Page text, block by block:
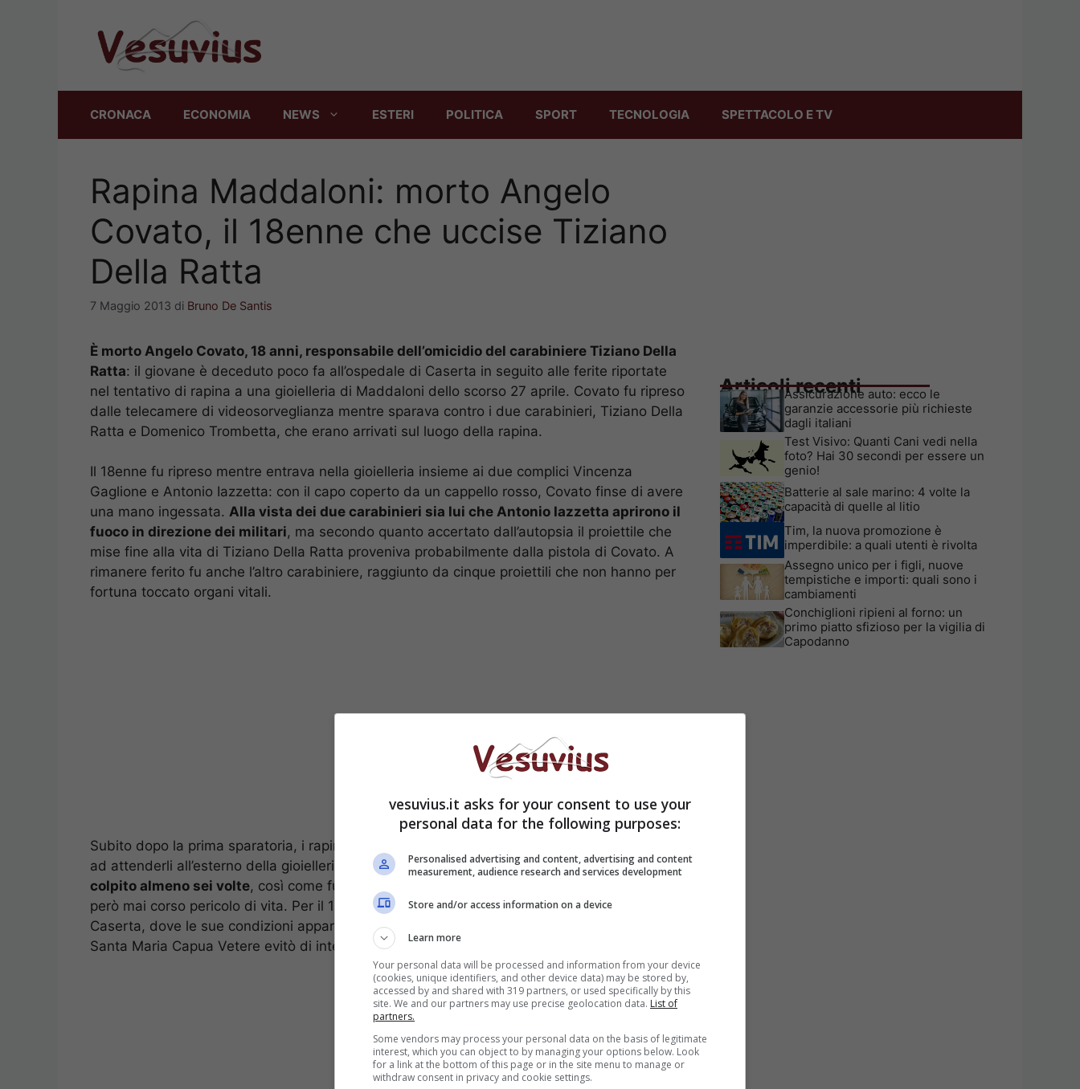
CRONACA ECONOMIA NEWS ESTERI POLITICA SPORT TECNOLOGIA SPETTACOLO E TV
Rapina Maddaloni: morto Angelo
Covato, il 18enne che uccise Tiziano
Della Ratta
7 Maggio 2013 di Bruno De Santis
È morto Angelo Covato, 18 anni, responsabile dell’omicidio del carabiniere Tiziano Della
Ratta: il giovane è deceduto poco fa all’ospedale di Caserta in seguito alle ferite riportate
nel tentativo di rapina a una gioielleria di Maddaloni dello scorso 27 aprile. Covato fu ripreso
dalle telecamere di videosorveglianza mentre sparava contro i due carabinieri, Tiziano Della
Ratta e Domenico Trombetta, che erano arrivati sul luogo della rapina.
Il 18enne fu ripreso mentre entrava nella gioielleria insieme ai due complici Vincenza
Gaglione e Antonio Iazzetta: con il capo coperto da un cappello rosso, Covato finse di avere
una mano ingessata. Alla vista dei due carabinieri sia lui che Antonio Iazzetta aprirono il
fuoco in direzione dei militari, ma secondo quanto accertato dall’autopsia il proiettile che
mise fine alla vita di Tiziano Della Ratta proveniva probabilmente dalla pistola di Covato. A
rimanere ferito fu anche l’altro carabiniere, raggiunto da cinque proiettili che non hanno per
fortuna toccato organi vitali.
Subito dopo la prima sparatoria, i rapinatori provarono la fuga ma trovarono altri carabinieri
ad attenderli all’esterno della gioielleria:
nacque un conflitto a fuoco in cui Covato fu
colpito almeno sei volte, così come fu ferita anche la Gaglione. La donna, 30 anni, non ha
però mai corso pericolo di vita. Per il 18enne invece ci fu l’arresto e il trasporto all’ospedale di
Caserta, dove le sue condizioni apparvero subito gravi, tanto che il gip del Tribunale di
Santa Maria Capua Vetere evitò di interrogarlo.
Articoli recenti
Assicurazione auto: ecco le
garanzie accessorie più richieste
dagli italiani
Test Visivo: Quanti Cani vedi nella
foto? Hai 30 secondi per essere un
genio!
Batterie al sale marino: 4 volte la
capacità di quelle al litio
Tim, la nuova promozione è
imperdibile: a quali utenti è rivolta
Assegno unico per i figli, nuove
tempistiche e importi: quali sono i
cambiamenti
Conchiglioni ripieni al forno: un
primo piatto sfizioso per la vigilia di
Capodanno
vesuvius.it asks for your consent to use your
personal data for the following purposes:
Personalised advertising and content, advertising and content
measurement, audience research and services development
Store and/or access information on a device
Learn more
Your personal data will be processed and information from your device
(cookies, unique identifiers, and other device data) may be stored by,
accessed by and shared with 319 partners, or used specifically by this
site. We and our partners may use precise geolocation data. List of
partners.
Some vendors may process your personal data on the basis of legitimate
interest, which you can object to by managing your options below. Look
for a link at the bottom of this page or in the site menu to manage or
withdraw consent in privacy and cookie settings.